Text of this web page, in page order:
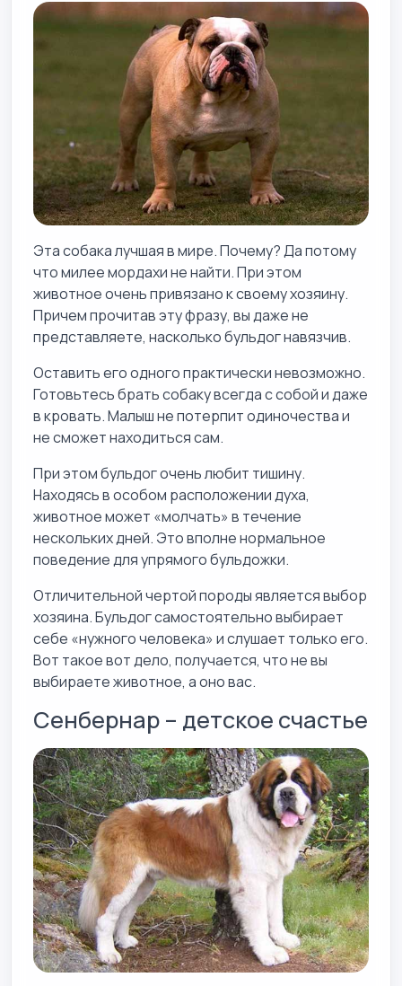
Эта собака лучшая в мире. Почему? Да потому
что милее мордахи не найти. При этом
животное очень привязано к своему хозяину.
Причем прочитав эту фразу, вы даже не
представляете, насколько бульдог навязчив.
Оставить его одного практически невозможно.
Готовьтесь брать собаку всегда с собой и даже
в кровать. Малыш не потерпит одиночества и
не сможет находиться сам.
При этом бульдог очень любит тишину.
Находясь в особом расположении духа,
животное может «молчать» в течение
нескольких дней. Это вполне нормальное
поведение для упрямого бульдожки.
Отличительной чертой породы является выбор
хозяина. Бульдог самостоятельно выбирает
себе «нужного человека» и слушает только его.
Вот такое вот дело, получается, что не вы
выбираете животное, а оно вас.
Сенбернар – детское счастье